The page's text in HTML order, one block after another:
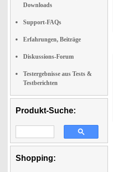
Downloads
Support-FAQs
Erfahrungen, Beiträge
Diskussions-Forum
Testergebnisse aus Tests &
Testberichten
Produkt-Suche:
Shopping: